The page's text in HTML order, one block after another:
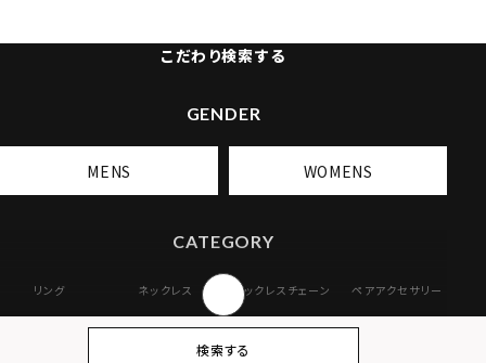
こだわり検索する
GENDER
MENS WOMENS
CATEGORY
リング ネックレス ネックレスチェーン ペアアクセサリー
検索する